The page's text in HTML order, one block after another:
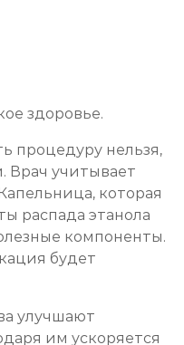
(сутки)
Записаться
Записаться
здоровье.
процедуру нельзя,
Врач учитывает
которая
распада этанола
компоненты.
будет
улучшают
им ускоряется